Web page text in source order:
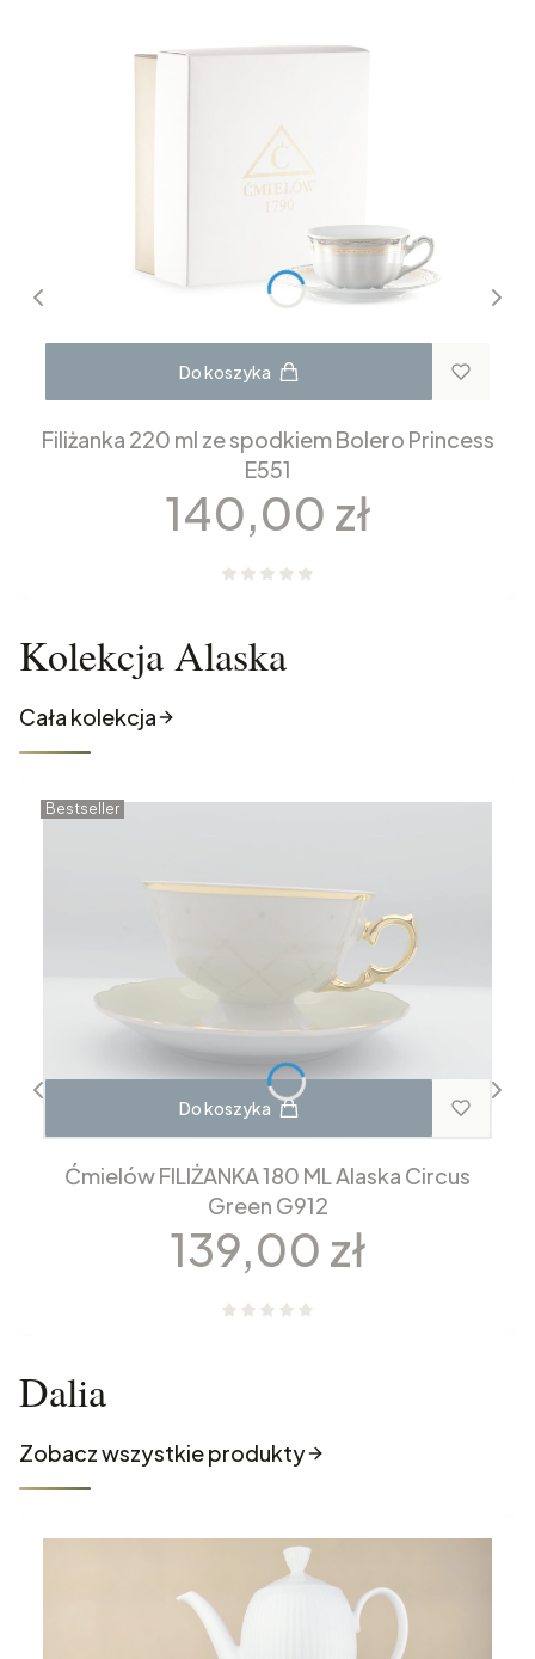
Do koszyka
Filiżanka 220 ml ze spodkiem Bolero Princess
E551
Cena
140,00 zł
Kolekcja Alaska
Cała kolekcja
Bestseller
Do koszyka
Ćmielów FILIŻANKA 180 ML Alaska Circus
Green G912
Cena
139,00 zł
Dalia
Zobacz wszystkie produkty